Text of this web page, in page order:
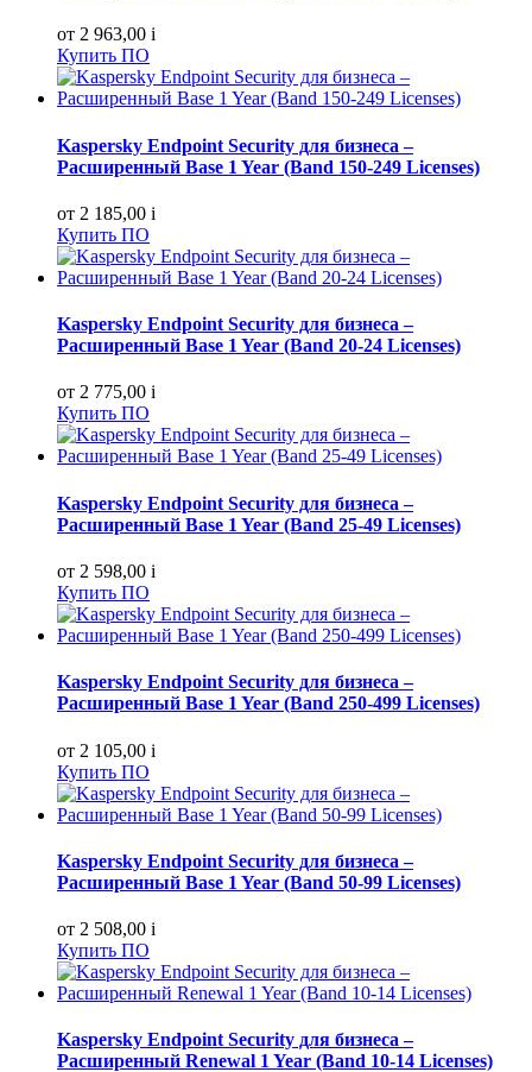
от 2 963,00 i
Купить ПО
Kaspersky Endpoint Security для бизнеса –
Расширенный Base 1 Year (Band 150-249 Licenses)
от 2 185,00 i
Купить ПО
Kaspersky Endpoint Security для бизнеса –
Расширенный Base 1 Year (Band 20-24 Licenses)
от 2 775,00 i
Купить ПО
Kaspersky Endpoint Security для бизнеса –
Расширенный Base 1 Year (Band 25-49 Licenses)
от 2 598,00 i
Купить ПО
Kaspersky Endpoint Security для бизнеса –
Расширенный Base 1 Year (Band 250-499 Licenses)
от 2 105,00 i
Купить ПО
Kaspersky Endpoint Security для бизнеса –
Расширенный Base 1 Year (Band 50-99 Licenses)
от 2 508,00 i
Купить ПО
Kaspersky Endpoint Security для бизнеса –
Расширенный Renewal 1 Year (Band 10-14 Licenses)